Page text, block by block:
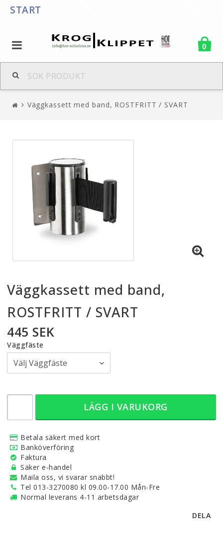
START
0
Väggkassett med band, ROSTFRITT / SVART
Väggkassett med band,
ROSTFRITT / SVART
445 SEK
Väggfäste
LÄGG I VARUKORG
Betala säkert med kort
Banköverföring
Faktura
Säker e-handel
Maila oss, vi svarar snabbt!
Tel 013-3270080 kl 09.00-17.00 Mån-Fre
Normal leverans 4-11 arbetsdagar
DELA